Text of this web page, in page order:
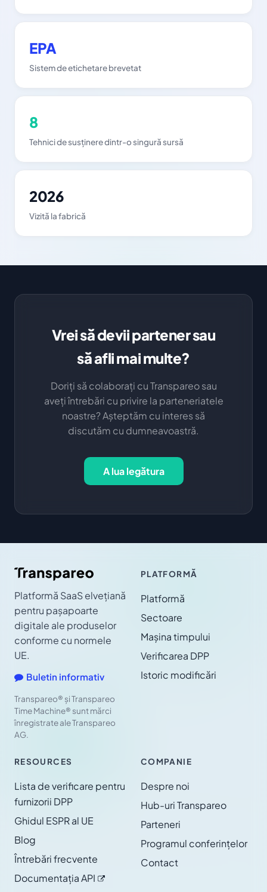
EPA
Sistem de etichetare brevetat
8
Tehnici de susținere dintr-o singură sursă
2026
Vizită la fabrică
Vrei să devii partener sau
să afli mai multe?
Doriți să colaborați cu Transpareo sau
aveți întrebări cu privire la parteneriatele
noastre? Așteptăm cu interes să
discutăm cu dumneavoastră.
A lua legătura
Platformă SaaS elvețiană
pentru pașapoarte
digitale ale produselor
conforme cu normele
UE.
Buletin informativ
Transpareo® și Transpareo
Time Machine® sunt mărci
înregistrate ale Transpareo
AG.
PLATFORMĂ
Platformă
Sectoare
Mașina timpului
Verificarea DPP
Istoric modificări
RESOURCES
Lista de verificare pentru
furnizorii DPP
Ghidul ESPR al UE
Blog
Întrebări frecvente
DocumentațiaAPI
COMPANIE
Despre noi
Hub-uri Transpareo
Parteneri
Programul conferințelor
Contact